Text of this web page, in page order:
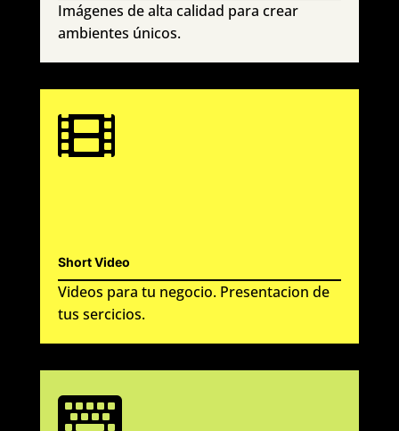
Imágenes de alta calidad para crear
ambientes únicos.

Short Video
Videos para tu negocio. Presentacion de
tus sercicios.
